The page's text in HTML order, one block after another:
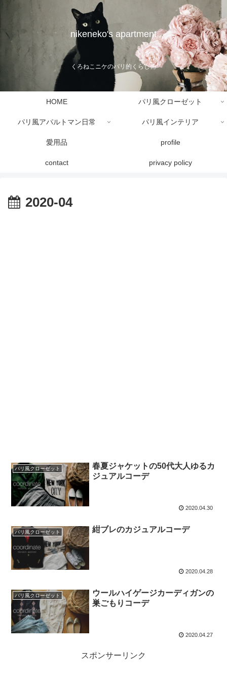
nikeneko's apartment
くろねこニケのパリ的くらし術
HOME パリ風クローゼット
パリ風アパルトマン日常 パリ風インテリア
愛用品 profile
contact privacy policy
2020-04
パリ風クローゼット
春夏ジャケットの50代大人ゆるカ
ジュアルコーデ
2020.04.30
パリ風クローゼット 紺ブレのカジュアルコーデ
2020.04.28
パリ風クローゼット
ウールハイゲージカーディガンの
巣ごもりコーデ
2020.04.27
スポンサーリンク